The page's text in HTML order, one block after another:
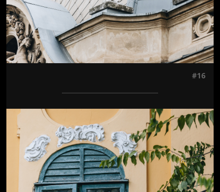
#16
Jön még kép!